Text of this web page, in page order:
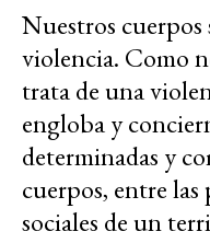
Nuestros
violencia. Como
trata de una
engloba y
determinadas y
cuerpos, entre las
sociales de un